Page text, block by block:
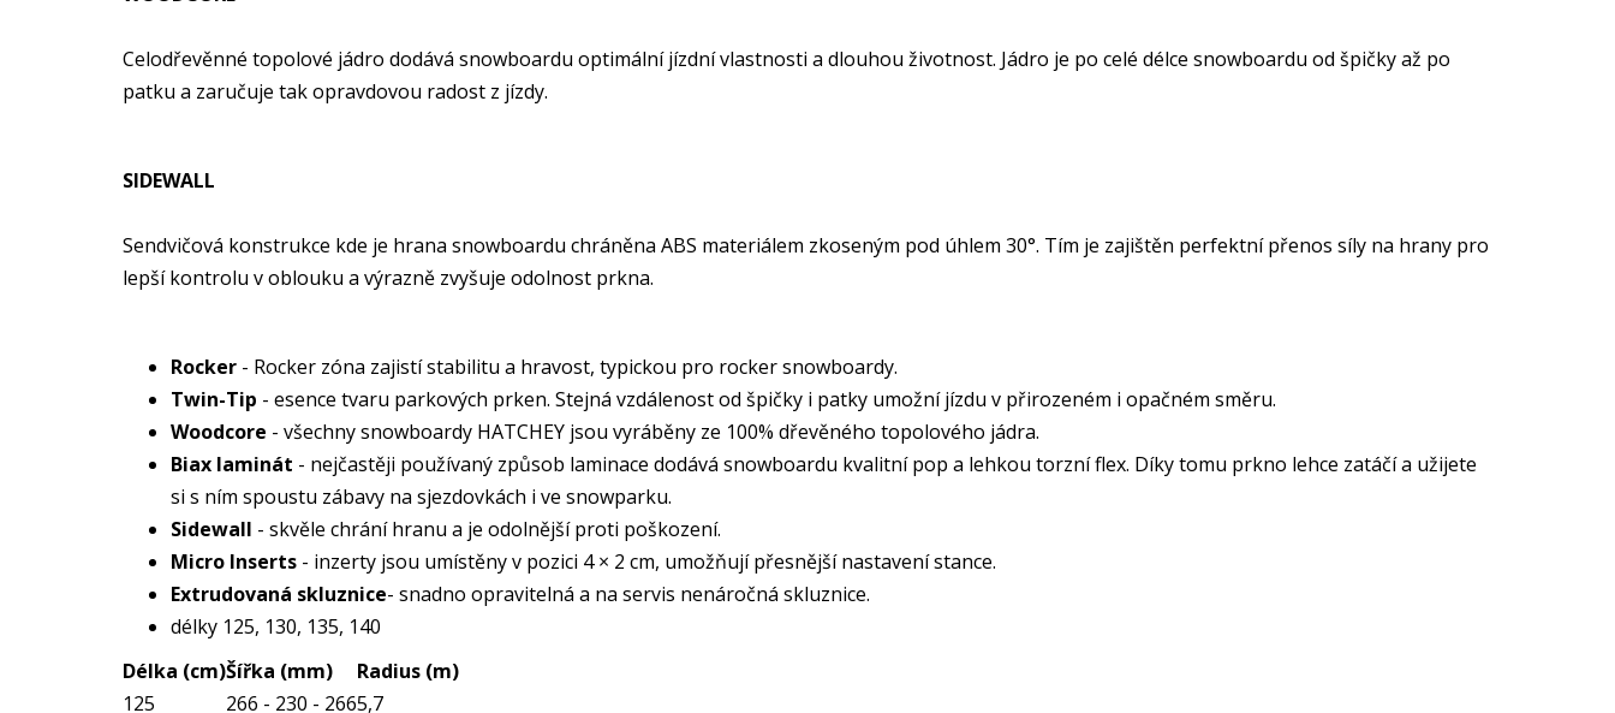
Celodřevěnné topolové jádro dodává snowboardu optimální jízdní vlastnosti a dlouhou životnost. Jádro je po celé délce snowboardu od špičky až po
patku a zaručuje tak opravdovou radost z jízdy.
SIDEWALL
Sendvičová konstrukce kde je hrana snowboardu chráněna ABS materiálem zkoseným pod úhlem 30°. Tím je zajištěn perfektní přenos síly na hrany pro
lepší kontrolu v oblouku a výrazně zvyšuje odolnost prkna.
Rocker - Rocker zóna zajistí stabilitu a hravost, typickou pro rocker snowboardy.
Twin-Tip - esence tvaru parkových prken. Stejná vzdálenost od špičky i patky umožní jízdu v přirozeném i opačném směru.
Woodcore - všechny snowboardy HATCHEY jsou vyráběny ze 100% dřevěného topolového jádra.
Biax laminát - nejčastěji používaný způsob laminace dodává snowboardu kvalitní pop a lehkou torzní flex. Díky tomu prkno lehce zatáčí a užijete
si s ním spoustu zábavy na sjezdovkách i ve snowparku.
Sidewall - skvěle chrání hranu a je odolnější proti poškození.
Micro Inserts - inzerty jsou umístěny v pozici 4 × 2 cm, umožňují přesnější nastavení stance.
Extrudovaná skluznice- snadno opravitelná a na servis nenáročná skluznice.
délky 125, 130, 135, 140
Délka (cm)Šířka (mm)
Radius (m)
125
266 - 230 - 2665,7